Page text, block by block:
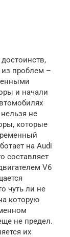
из проблем –
и начали
не
которые
на Audi
составляет
V6
чуть ли не
которую
не предел.
их